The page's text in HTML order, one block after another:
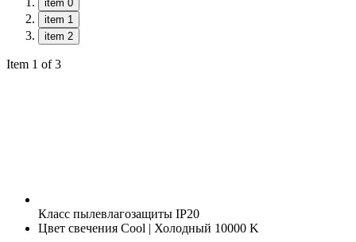
item 0
item 1
item 2
Item 1 of 3
Класс пылевлагозащиты IP20
Цвет свечения Cool | Холодный 10000 K